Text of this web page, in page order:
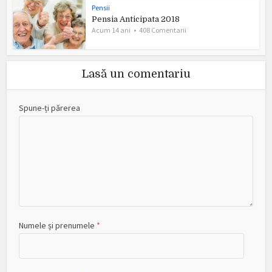
Pensii
Pensia Anticipata 2018
Acum 14 ani
408 Comentarii
Lasă un comentariu
Spune-ți părerea
Numele și prenumele *